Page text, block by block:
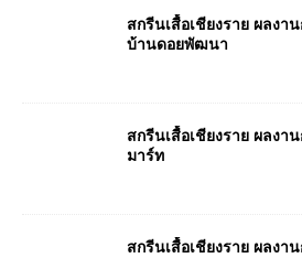
สกรีนเสื้อเชียงราย ผลงา
บ้านดอยพัฒนา
สกรีนเสื้อเชียงราย ผลงา
มาร์ท
สกรีนเสื้อเชียงราย ผลงา